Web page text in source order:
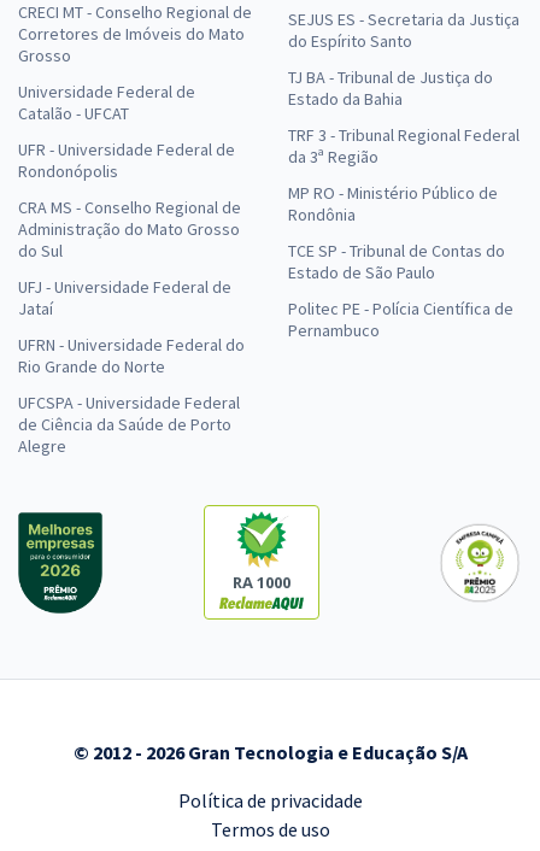
CRECI MT - Conselho Regional de
Corretores de Imóveis do Mato
Grosso
Universidade Federal de
Catalão - UFCAT
UFR - Universidade Federal de
Rondonópolis
CRA MS - Conselho Regional de
Administração do Mato Grosso
do Sul
UFJ - Universidade Federal de
Jataí
UFRN - Universidade Federal do
Rio Grande do Norte
UFCSPA - Universidade Federal
de Ciência da Saúde de Porto
Alegre
SEJUS ES - Secretaria da Justiça
do Espírito Santo
TJ BA - Tribunal de Justiça do
Estado da Bahia
TRF 3 - Tribunal Regional Federal
da 3ª Região
MP RO - Ministério Público de
Rondônia
TCE SP - Tribunal de Contas do
Estado de São Paulo
Politec PE - Polícia Científica de
Pernambuco
RA 1000
© 2012 - 2026 Gran Tecnologia e Educação S/A
Política de privacidade
Termos de uso